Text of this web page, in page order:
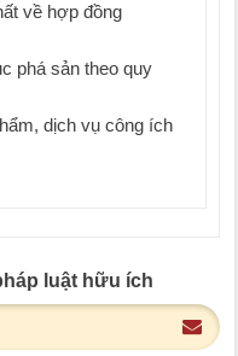
về hợp đồng
phá sản theo quy
dịch vụ công ích
luật hữu ích